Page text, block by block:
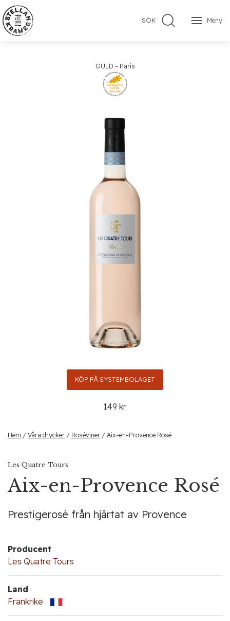
SÖK Meny
GULD - Paris
KÖP PÅ SYSTEMBOLAGET
149 kr
Hem / Våra drycker / Roséviner / Aix-en-Provence Rosé
Les Quatre Tours
Aix-en-Provence Rosé
Prestigerosé från hjärtat av Provence
Producent
Les Quatre Tours
Land
Frankrike